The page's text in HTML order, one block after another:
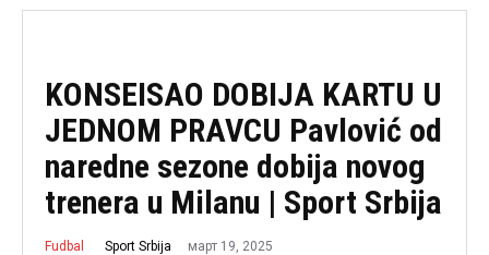
KONSEISAO DOBIJA KARTU U
JEDNOM PRAVCU Pavlović od
naredne sezone dobija novog
trenera u Milanu | Sport Srbija
Fudbal Sport Srbija март 19, 2025